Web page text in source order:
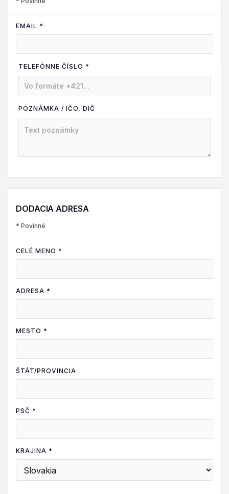
EMAIL *
TELEFÓNNE ČÍSLO *
POZNÁMKA / IČO, DIČ
DODACIA ADRESA
* Povinné
CELÉ MENO *
ADRESA *
MESTO *
ŠTÁT/PROVINCIA
PSČ *
KRAJINA *